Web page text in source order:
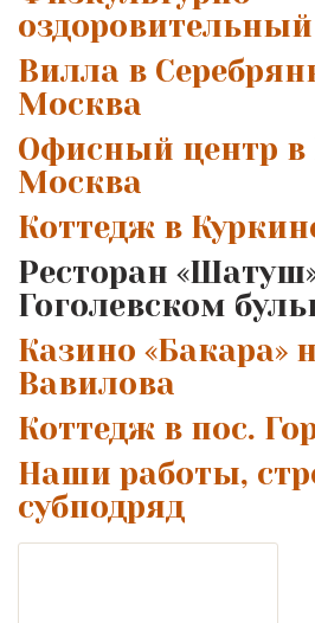
Вилла в
Москва
Офисный центр в
Москва
Коттедж в
Ресторан
Гоголевском
Казино «Бакара»
Вавилова
Коттедж в пос.
Наши работы,
субподряд